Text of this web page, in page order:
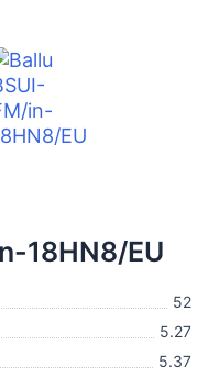
18HN8/EU
52
5.27
5.37